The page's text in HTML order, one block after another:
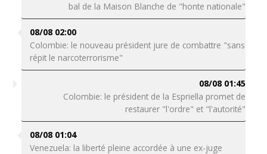
bal de la Maison Blanche de "honte nationale"
08/08 02:00
Colombie: le nouveau président jure de combattre "sans
répit le narcoterrorisme"
08/08 01:45
Colombie: le président de la Espriella promet de
restaurer "l'ordre" et "l'autorité"
08/08 01:04
Venezuela: la liberté pleine accordée à une ex-juge